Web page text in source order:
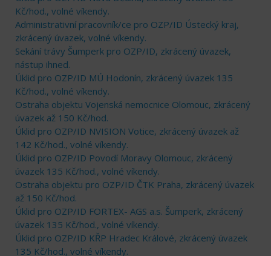
Kč/hod., volné víkendy.
Administrativní pracovník/ce pro OZP/ID Ústecký kraj,
zkrácený úvazek, volné víkendy.
Sekání trávy Šumperk pro OZP/ID, zkrácený úvazek,
nástup ihned.
Úklid pro OZP/ID MÚ Hodonín, zkrácený úvazek 135
Kč/hod., volné víkendy.
Ostraha objektu Vojenská nemocnice Olomouc, zkrácený
úvazek až 150 Kč/hod.
Úklid pro OZP/ID NVISION Votice, zkrácený úvazek až
142 Kč/hod., volné víkendy.
Úklid pro OZP/ID Povodí Moravy Olomouc, zkrácený
úvazek 135 Kč/hod., volné víkendy.
Ostraha objektu pro OZP/ID ČTK Praha, zkrácený úvazek
až 150 Kč/hod.
Úklid pro OZP/ID FORTEX- AGS a.s. Šumperk, zkrácený
úvazek 135 Kč/hod., volné víkendy.
Úklid pro OZP/ID KŘP Hradec Králové, zkrácený úvazek
135 Kč/hod., volné víkendy.